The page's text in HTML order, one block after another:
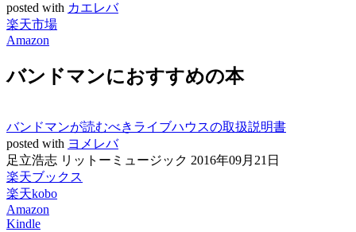
posted with カエレバ
楽天市場
Amazon
バンドマンにおすすめの本
バンドマンが読むべきライブハウスの取扱説明書
posted with ヨメレバ
足立浩志 リットーミュージック 2016年09月21日
楽天ブックス
楽天kobo
Amazon
Kindle